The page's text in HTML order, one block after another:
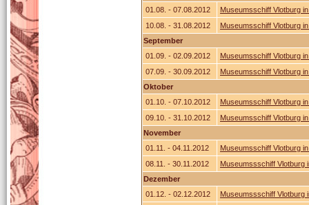
01.08. - 07.08.2012
Museumsschiff Vlotburg
10.08. - 31.08.2012
Museumsschiff Vlotburg
September
01.09. - 02.09.2012
Museumsschiff Vlotburg
07.09. - 30.09.2012
Museumsschiff Vlotburg
Oktober
01.10. - 07.10.2012
Museumsschiff Vlotburg
09.10. - 31.10.2012
Museumsschiff Vlotburg
November
01.11. - 04.11.2012
Museumsschiff Vlotburg
08.11. - 30.11.2012
Museumssschiff Vlotburg
Dezember
01.12. - 02.12.2012
Museumssschiff Vlotburg